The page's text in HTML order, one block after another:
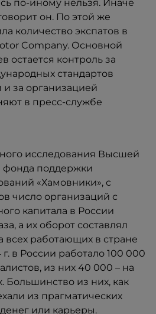
по-иному нельзя. Иначе
он. По этой же
количество экспатов в
Company. Основной
остается контроль за
стандартов
и за организацией
в пресс-службе
исследования Высшей
поддержки
«Хамовники», с
число организаций с
капитала в России
а их оборот составлял
всех работающих в стране
в России работало 100 000
из них 40 000 – на
Большинство из них, как
из прагматических
или карьеры.